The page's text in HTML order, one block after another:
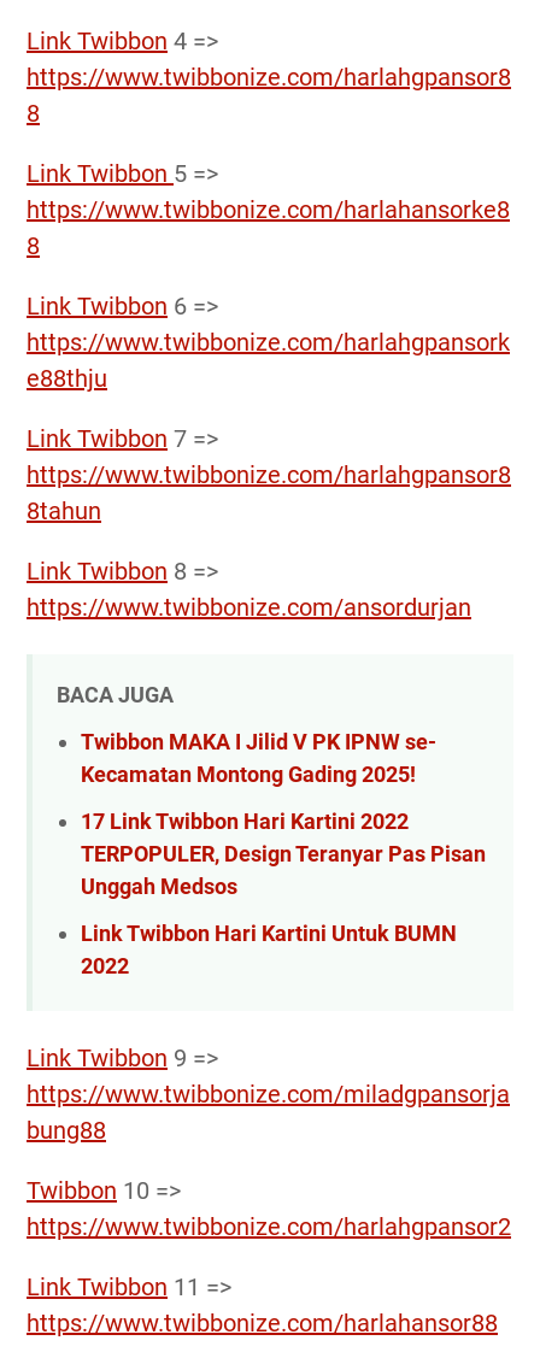
Link Twibbon 4 =>
https://www.twibbonize.com/harlahgpansor8
8
Link Twibbon 5 =>
https://www.twibbonize.com/harlahansorke8
8
Link Twibbon 6 =>
https://www.twibbonize.com/harlahgpansork
e88thju
Link Twibbon 7 =>
https://www.twibbonize.com/harlahgpansor8
8tahun
Link Twibbon 8 =>
https://www.twibbonize.com/ansordurjan
BACA JUGA
Twibbon MAKA I Jilid V PK IPNW se-
Kecamatan Montong Gading 2025!
17 Link Twibbon Hari Kartini 2022
TERPOPULER, Design Teranyar Pas Pisan
Unggah Medsos
Link Twibbon Hari Kartini Untuk BUMN
2022
Link Twibbon 9 =>
https://www.twibbonize.com/miladgpansorja
bung88
Twibbon 10 =>
https://www.twibbonize.com/harlahgpansor2
Link Twibbon 11 =>
https://www.twibbonize.com/harlahansor88